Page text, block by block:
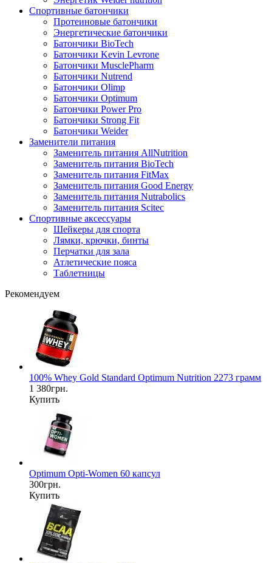
Спортивные батончики
Протеиновые батончики
Энергетические батончики
Батончики BioTech
Батончики Kevin Levrone
Батончики MusclePharm
Батончики Nutrend
Батончики Olimp
Батончики Optimum
Батончики Power Pro
Батончики Strong Fit
Батончики Weider
Заменители питания
Заменитель питания AllNutrition
Заменитель питания BioTech
Заменитель питания FitMax
Заменитель питания Good Energy
Заменитель питания Nutrabolics
Заменитель питания Scitec
Спортивные аксессуары
Шейкеры для спорта
Лямки, крючки, бинты
Перчатки для зала
Атлетические пояса
Таблетницы
Рекомендуем
100% Whey Gold Standard Optimum Nutrition 2273 грамм
1 380грн.
Купить
Optimum Opti-Women 60 капсул
300грн.
Купить